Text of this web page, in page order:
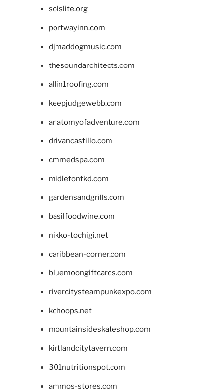
solslite.org
portwayinn.com
djmaddogmusic.com
thesoundarchitects.com
allin1roofing.com
keepjudgewebb.com
anatomyofadventure.com
drivancastillo.com
cmmedspa.com
midletontkd.com
gardensandgrills.com
basilfoodwine.com
nikko-tochigi.net
caribbean-corner.com
bluemoongiftcards.com
rivercitysteampunkexpo.com
kchoops.net
mountainsideskateshop.com
kirtlandcitytavern.com
301nutritionspot.com
ammos-stores.com